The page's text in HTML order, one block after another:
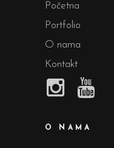
Početna
Portfolio
O nama
Kontakt
O NAMA